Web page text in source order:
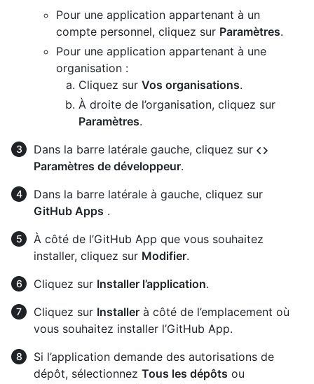
Pour une application appartenant à un
compte personnel, cliquez sur Paramètres.
Pour une application appartenant à une
organisation :
Cliquez sur Vos organisations.
À droite de l’organisation, cliquez sur
Paramètres.
Dans la barre latérale gauche, cliquez sur
Paramètres de développeur.
Dans la barre latérale à gauche, cliquez sur
GitHub Apps .
À côté de l’GitHub App que vous souhaitez
installer, cliquez sur Modifier.
Cliquez sur Installer l’application.
Cliquez sur Installer à côté de l’emplacement où
vous souhaitez installer l’GitHub App.
Si l’application demande des autorisations de
dépôt, sélectionnez Tous les dépôts ou